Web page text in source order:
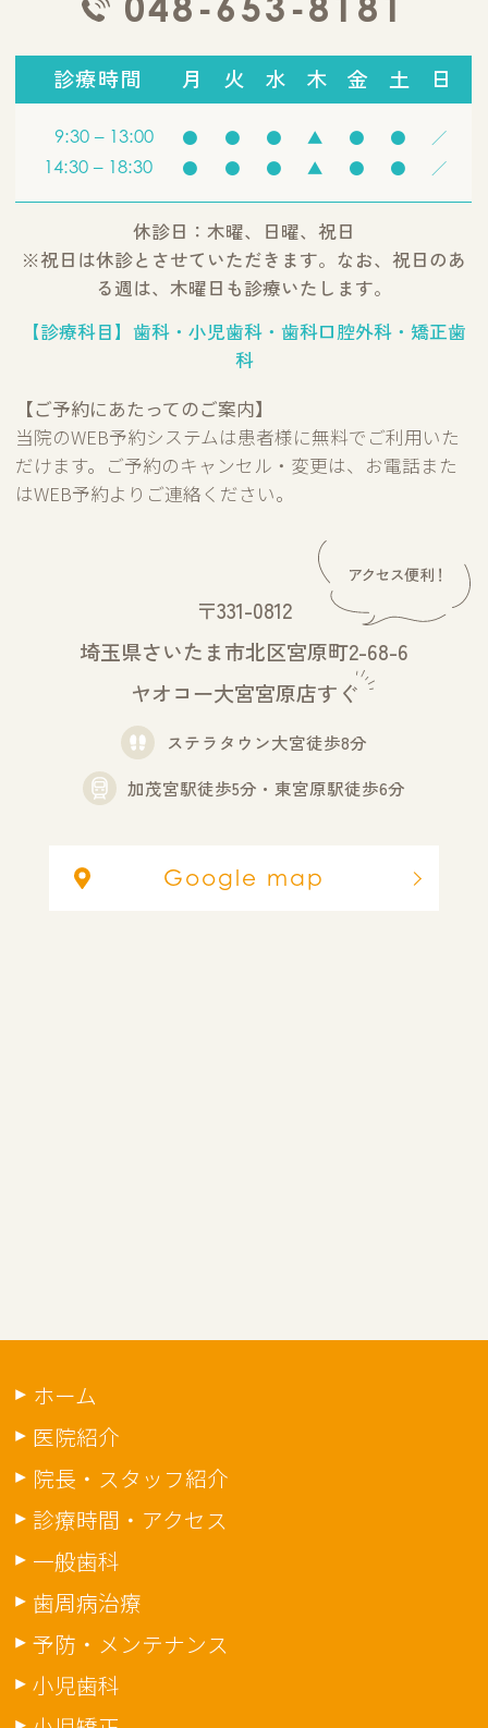
診療時間 月 火 水 木 金 土 日
9:30 – 13:00 ● ● ● ▲ ● ● ／
14:30 – 18:30 ● ● ● ▲ ● ● ／
休診日：木曜、日曜、祝日
※祝日は休診とさせていただきます。なお、祝日のあ
る週は、木曜日も診療いたします。
【診療科目】歯科・小児歯科・歯科口腔外科・矯正歯
科
【ご予約にあたってのご案内】
当院のWEB予約システムは患者様に無料でご利用いた
だけます。ご予約のキャンセル・変更は、お電話また
はWEB予約よりご連絡ください。
〒331-0812
埼玉県さいたま市北区宮原町2-68-6
ヤオコー大宮宮原店すぐ
ステラタウン大宮徒歩8分
加茂宮駅徒歩5分・東宮原駅徒歩6分
Google map
ホーム
医院紹介
院長・スタッフ紹介
診療時間・アクセス
一般歯科
歯周病治療
予防・メンテナンス
小児歯科